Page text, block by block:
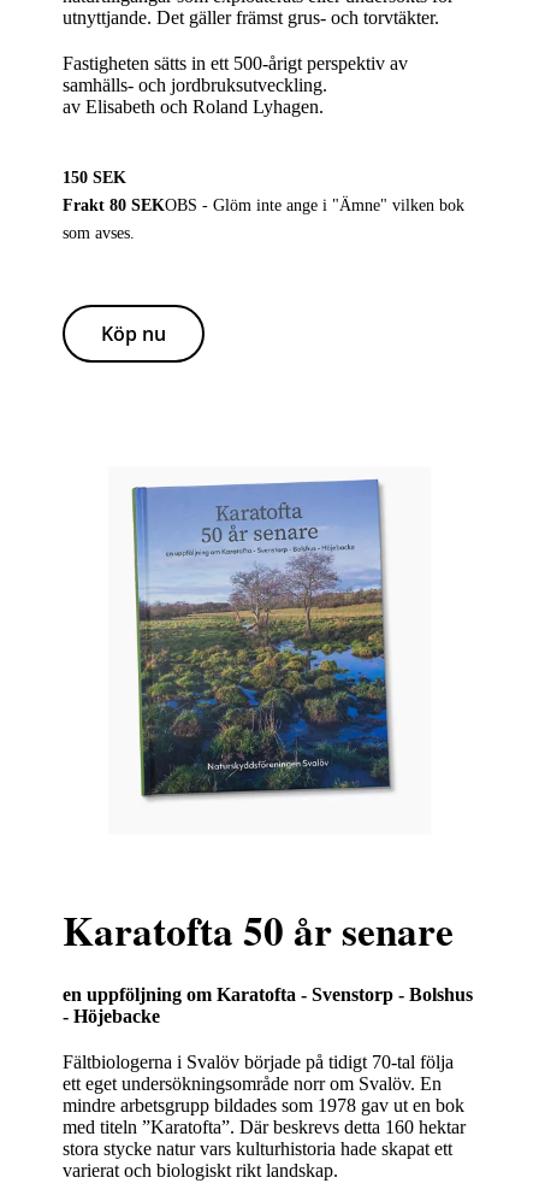
utnyttjande. Det gäller främst grus- och torvtäkter.
Fastigheten sätts in ett 500-årigt perspektiv av
samhälls- och jordbruksutveckling.
av Elisabeth och Roland Lyhagen.
150 SEK
Frakt 80 SEKOBS - Glöm inte ange i "Ämne" vilken bok
som avses.
Köp nu
Karatofta 50 år senare
en uppföljning om Karatofta - Svenstorp - Bolshus
- Höjebacke
Fältbiologerna i Svalöv började på tidigt 70-tal följa
ett eget undersökningsområde norr om Svalöv. En
mindre arbetsgrupp bildades som 1978 gav ut en bok
med titeln ”Karatofta”. Där beskrevs detta 160 hektar
stora stycke natur vars kulturhistoria hade skapat ett
varierat och biologiskt rikt landskap.